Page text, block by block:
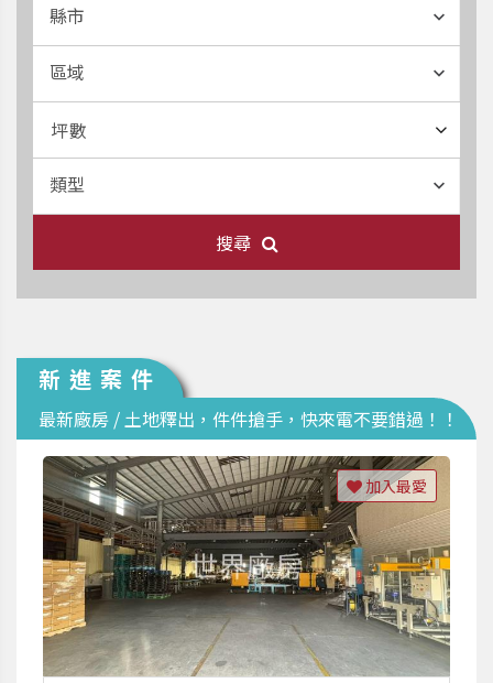
縣市
區域
坪數
類型
搜尋
新進案件
最新廠房 / 土地釋出，件件搶手，快來電不要錯過！！
加入最愛